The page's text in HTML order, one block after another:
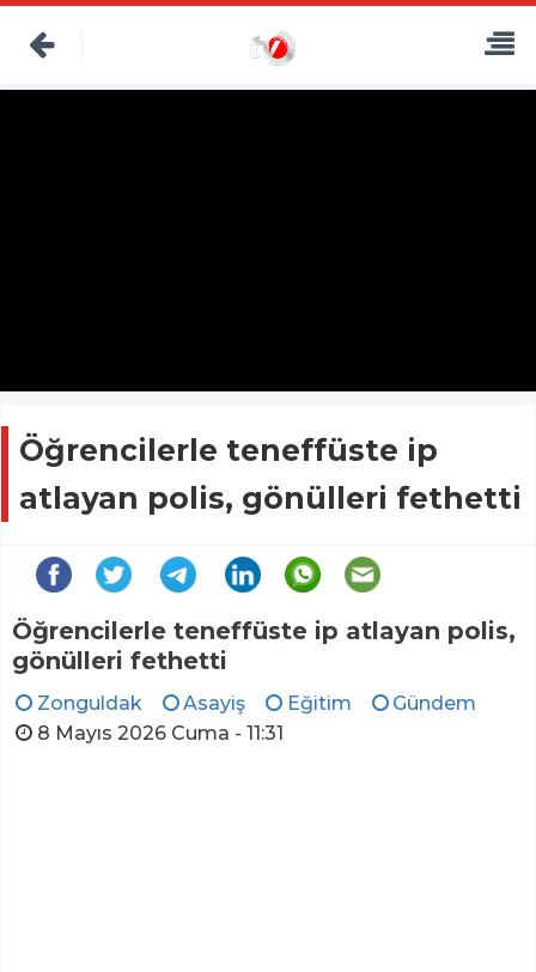
Öğrencilerle teneffüste ip
atlayan polis, gönülleri fethetti
Öğrencilerle teneffüste ip atlayan polis,
gönülleri fethetti
Zonguldak Asayiş Eğitim
Gündem
8 Mayıs 2026 Cuma - 11:31